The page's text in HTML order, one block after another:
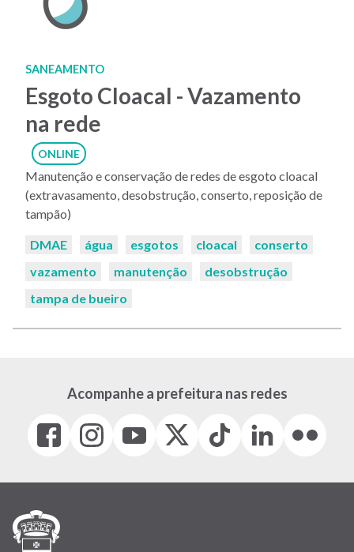
SANEAMENTO
Esgoto Cloacal - Vazamento
na rede
ONLINE
Manutenção e conservação de redes de esgoto cloacal
(extravasamento, desobstrução, conserto, reposição de
tampão)
Palavras-
DMAE água esgotos cloacal
conserto
vazamento
manutenção
desobstrução
tampa de bueiro
Acompanhe a prefeitura nas redes
Facebook
(link
em
janela)
Instagram
(link
em
(link
em
(Antigo
(link
Tiktok
(link
em
LinkedIn
(link
em
(link
em